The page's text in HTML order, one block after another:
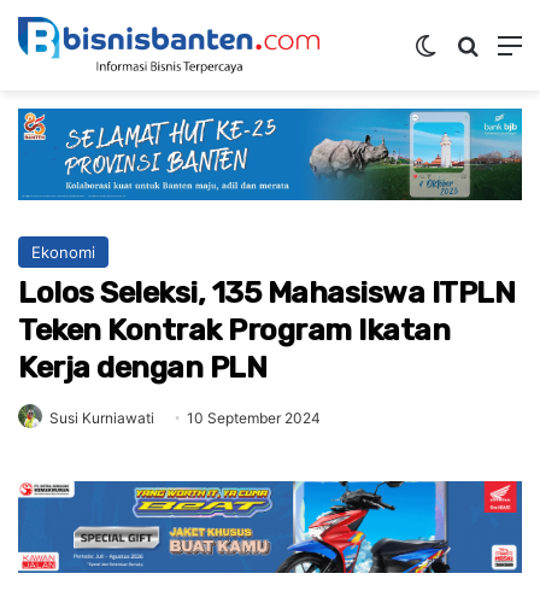
Switch skin
Ekonomi
Lolos Seleksi, 135 Mahasiswa ITPLN
Teken Kontrak Program Ikatan
Kerja dengan PLN
Susi Kurniawati 10 September 2024